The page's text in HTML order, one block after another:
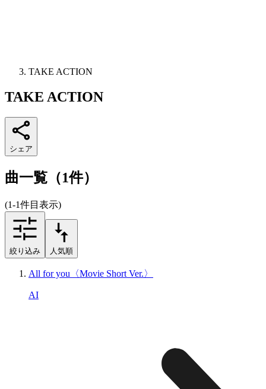
TAKE ACTION
TAKE ACTION
シェア
曲一覧（1件）
(1-1件目表示)
絞り込み 人気順
All for you〈Movie Short Ver.〉
AI